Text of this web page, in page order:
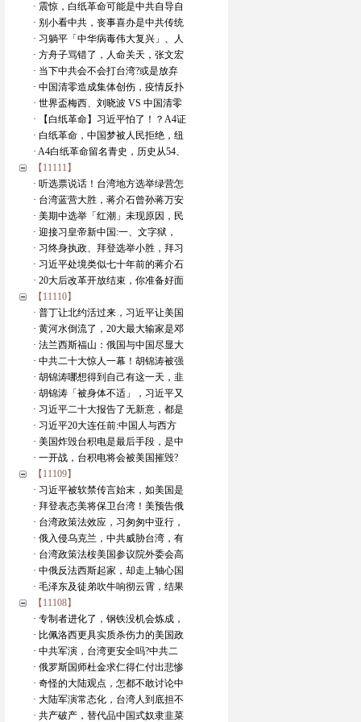
· 震惊，白纸革命可能是中共自导自
· 别小看中共，丧事喜办是中共传统
· 习躺平「中华病毒伟大复兴」、人
· 方舟子骂错了，人命关天，张文宏
· 当下中共会不会打台湾?或是放弃
· 中国清零造成集体创伤，疫情反扑
· 世界盃梅西、刘晓波 VS 中国清零
· 【白纸革命】习近平怕了！？A4证
· 白纸革命，中国梦被人民拒绝，纽
· A4白纸革命留名青史，历史从54、
【11111】
· 听选票说话！台湾地方选举绿营怎
· 台湾蓝营大胜，蒋介石曾孙蒋万安
· 美期中选举「红潮」未现原因，民
· 迎接习皇帝新中国:一、文字狱，
· 习终身执政、拜登选举小胜，拜习
· 习近平处境类似七十年前的蒋介石
· 20大后改革开放结束，你准备好面
【11110】
· 普丁让北约活过来，习近平让美国
· 黄河水倒流了，20大最大输家是邓
· 法兰西斯福山：俄国与中国尽显大
· 中共二十大惊人一幕！胡锦涛被强
· 胡锦涛哪想得到自己有这一天，韭
· 胡锦涛「被身体不适」，习近平又
· 习近平二十大报告了无新意，都是
· 习近平20大连任前:中国人与西方
· 美国炸毁台积电是最后手段，是中
· 一开战，台积电将会被美国摧毁?
【11109】
· 习近平被软禁传言始末，如美国是
· 拜登表态美将保卫台湾！美预告俄
· 台湾政策法效应，习匆匆中亚行，
· 俄入侵乌克兰，中共威胁台湾，有
· 台湾政策法桉美国参议院外委会高
· 中俄反法西斯起家，却走上轴心国
· 毛泽东及徒弟吹牛响彻云霄，结果
【11108】
· 专制者进化了，钢铁没机会炼成，
· 比佩洛西更具实质杀伤力的美国政
· 中共军演，台湾更安全吗?中共二
· 俄罗斯国师杜金求仁得仁付出悲惨
· 奇怪的大陆观点，怎都不敢讨论中
· 大陆军演常态化，台湾人到底担不
· 共产破产，替代品中国式奴隶韭菜